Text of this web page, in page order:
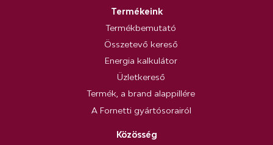
Termékeink
Termékbemutató
Összetevő kereső
Energia kalkulátor
Üzletkereső
Termék, a brand alappillére
A Fornetti gyártósorairól
Közösség